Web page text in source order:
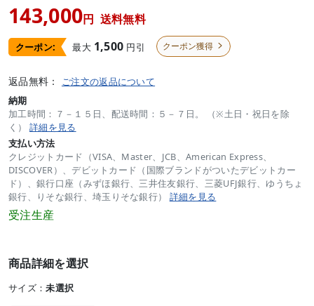
143,000円 送料無料
クーポン: 最大 1,500 円引 クーポン獲得 
返品無料： ご注文の返品について
納期
加工時間：７－１５日、配送時間：５－７日。 （※土日・祝日を除
く） 詳細を見る
支払い方法
クレジットカード（VISA、Master、JCB、American Express、
DISCOVER）、デビットカード（国際ブランドがついたデビットカー
ド）、銀行口座（みずほ銀行、三井住友銀行、三菱UFJ銀行、ゆうちょ
銀行、りそな銀行、埼玉りそな銀行） 詳細を見る
受注生産
商品詳細を選択
サイズ：未選択